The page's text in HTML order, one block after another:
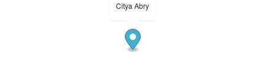
Citya Abry